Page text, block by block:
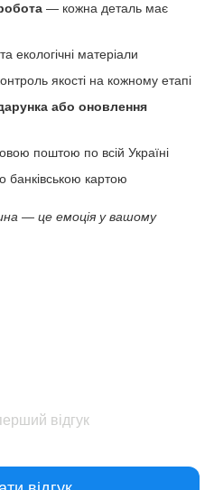
— кожна деталь має
та екологічні матеріали
якості на кожному етапі
або оновлення
поштою по всій Україні
банківською картою
— це емоція у вашому
відгук